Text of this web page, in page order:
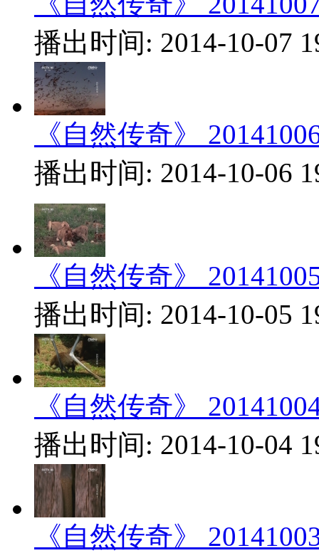
播出时间: 2014-10-07
《自然传奇》
播出时间: 2014-10-06
《自然传奇》
播出时间: 2014-10-05
《自然传奇》
播出时间: 2014-10-04
《自然传奇》